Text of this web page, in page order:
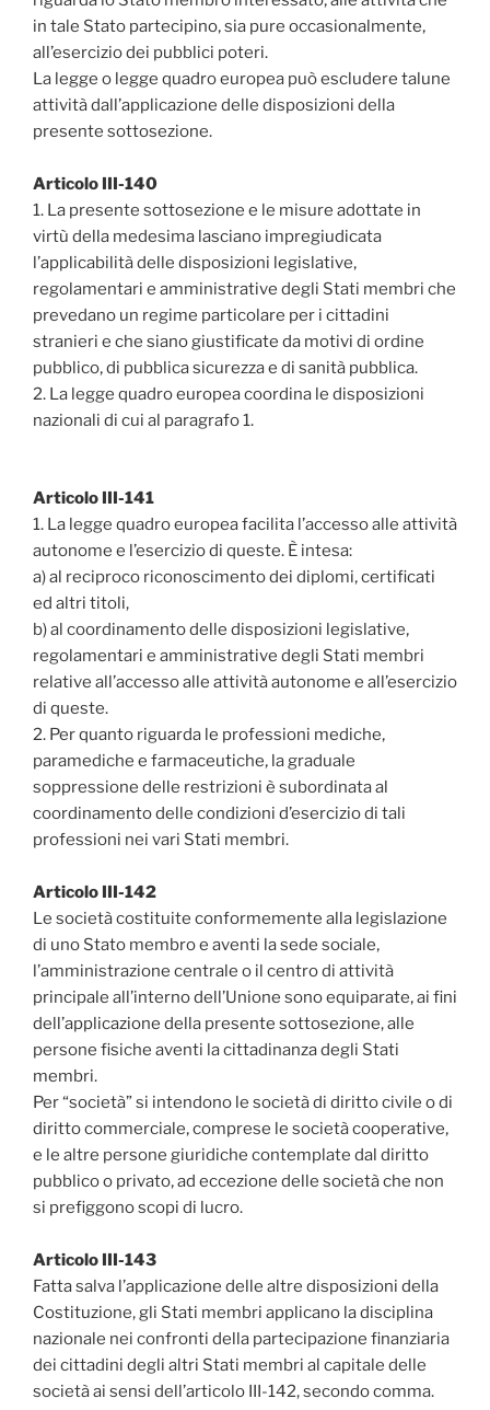
in tale Stato partecipino‚ sia pure occasionalmente‚
all’esercizio dei pubblici poteri.
La legge o legge quadro europea può escludere talune
attività dall’applicazione delle disposizioni della
presente sottosezione.
Articolo III-140
1. La presente sottosezione e le misure adottate in
virtù della medesima lasciano impregiudicata
l’applicabilità delle disposizioni legislative‚
regolamentari e amministrative degli Stati membri che
prevedano un regime particolare per i cittadini
stranieri e che siano giustificate da motivi di ordine
pubblico‚ di pubblica sicurezza e di sanità pubblica.
2. La legge quadro europea coordina le disposizioni
nazionali di cui al paragrafo 1.
Articolo III-141
1. La legge quadro europea facilita l’accesso alle attività
autonome e l’esercizio di queste. È intesa:
a) al reciproco riconoscimento dei diplomi‚ certificati
ed altri titoli,
b) al coordinamento delle disposizioni legislative‚
regolamentari e amministrative degli Stati membri
relative all’accesso alle attività autonome e all’esercizio
di queste.
2. Per quanto riguarda le professioni mediche‚
paramediche e farmaceutiche‚ la graduale
soppressione delle restrizioni è subordinata al
coordinamento delle condizioni d’esercizio di tali
professioni nei vari Stati membri.
Articolo III-142
Le società costituite conformemente alla legislazione
di uno Stato membro e aventi la sede sociale‚
l’amministrazione centrale o il centro di attività
principale all’interno dell’Unione sono equiparate‚ ai fini
dell’applicazione della presente sottosezione, alle
persone fisiche aventi la cittadinanza degli Stati
membri.
Per “società” si intendono le società di diritto civile o di
diritto commerciale‚ comprese le società cooperative‚
e le altre persone giuridiche contemplate dal diritto
pubblico o privato‚ ad eccezione delle società che non
si prefiggono scopi di lucro.
Articolo III-143
Fatta salva l’applicazione delle altre disposizioni della
Costituzione, gli Stati membri applicano la disciplina
nazionale nei confronti della partecipazione finanziaria
dei cittadini degli altri Stati membri al capitale delle
società ai sensi dell’articolo III-142, secondo comma.